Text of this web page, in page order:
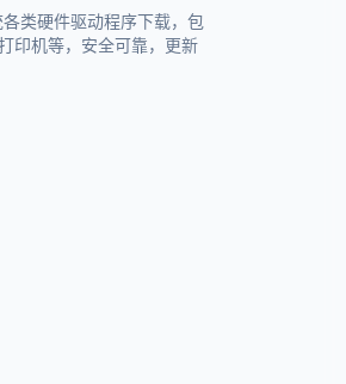
类硬件驱动程序下载，包
印机等，安全可靠，更新